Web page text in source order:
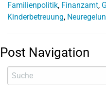
Familienpolitik, Finanzamt,
Kinderbetreuung,
Post Navigation